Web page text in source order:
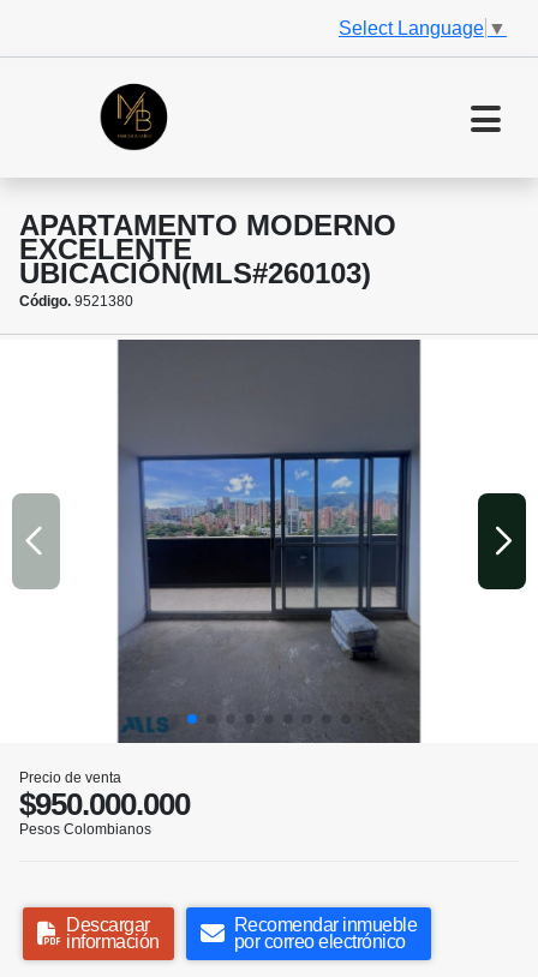
Select Language ▼
APARTAMENTO MODERNO
EXCELENTE
UBICACIÓN(MLS#260103)
Código. 9521380
Precio de venta
$950.000.000
Pesos Colombianos
Descargar
información
Recomendar inmueble
por correo electrónico